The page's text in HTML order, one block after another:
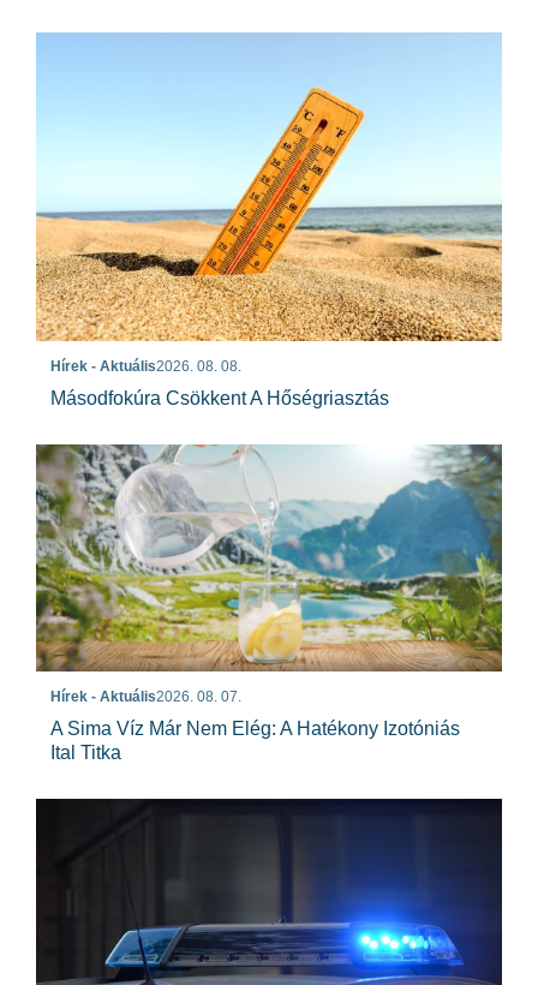
Hírek - Aktuális2026. 08. 08.
Másodfokúra Csökkent A Hőségriasztás
Hírek - Aktuális2026. 08. 07.
A Sima Víz Már Nem Elég: A Hatékony Izotóniás
Ital Titka